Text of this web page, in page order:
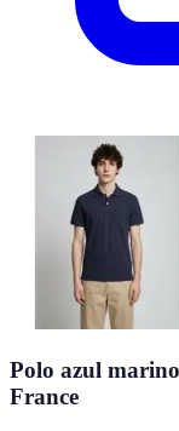
Polo azul
France